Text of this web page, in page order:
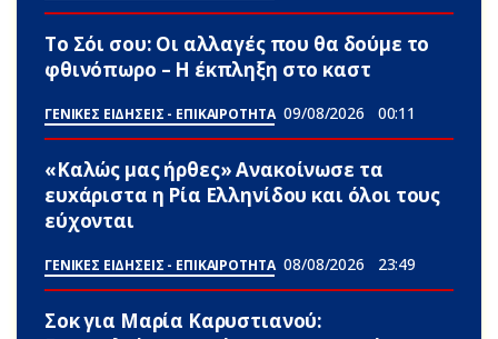
Το Σόι σου: Οι αλλαγές που θα δούμε το
φθινόπωρο – Η έκπληξη στο καστ
ΓΕΝΙΚΕΣ ΕΙΔΗΣΕΙΣ - ΕΠΙΚΑΙΡΟΤΗΤΑ 09/08/2026 00:11
«Καλώς μας ήρθες» Ανακοίνωσε τα
ευxάριστα η Ρία Ελληνίδου και όλοι τους
εύχονται
ΓΕΝΙΚΕΣ ΕΙΔΗΣΕΙΣ - ΕΠΙΚΑΙΡΟΤΗΤΑ 08/08/2026 23:49
Σoκ για Μαρία Καρυστιανού: